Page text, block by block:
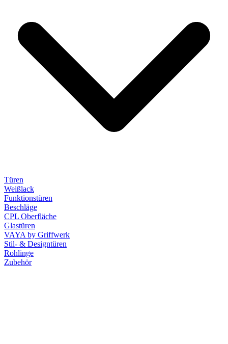
Türen
Weißlack
Funktionstüren
Beschläge
CPL Oberfläche
Glastüren
VAYA by Griffwerk
Stil- & Designtüren
Rohlinge
Zubehör